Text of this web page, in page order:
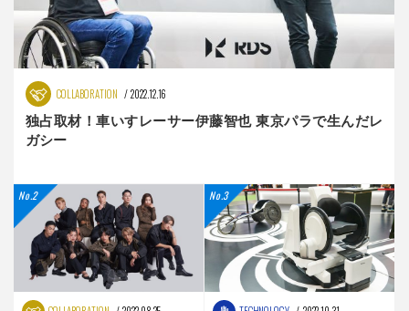
COLLABORATION 2022.12.16
独占取材！車いすレーサー伊藤智也 東京パラで生んだレ
ガシー